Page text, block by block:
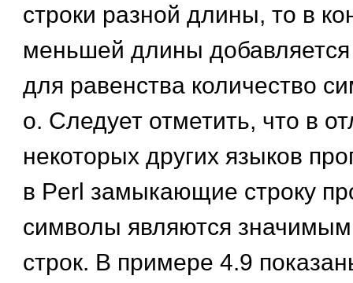
строки разной длины, то в
меньшей длины
для равенства количество
о. Следует отметить, что в
некоторых других языков
в Perl замыкающие строку
символы являются
строк. В примере 4.9